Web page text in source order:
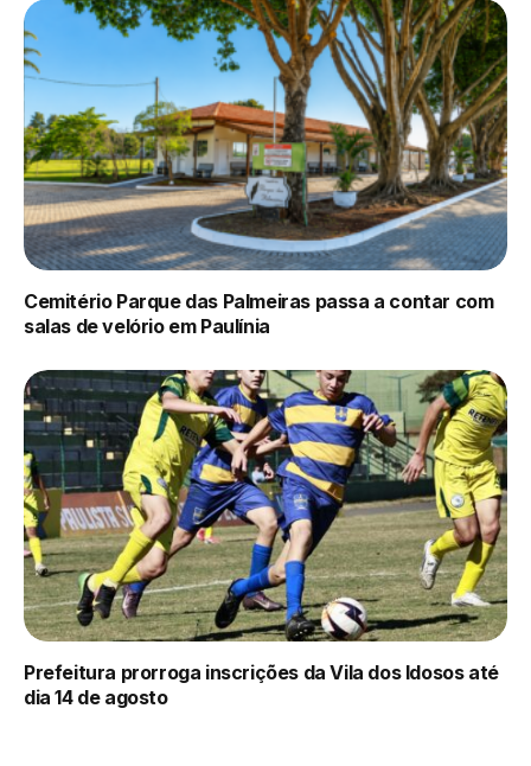
Cemitério Parque das Palmeiras passa a contar com
salas de velório em Paulínia
Prefeitura prorroga inscrições da Vila dos Idosos até
dia 14 de agosto